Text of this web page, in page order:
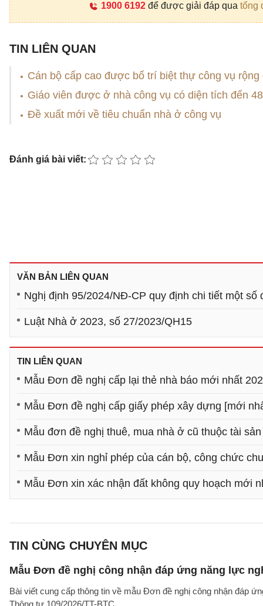
1900 6192để được giải đáp qua tổng
TIN LIÊN QUAN
Cán bộ cấp cao được bố trí biệt thự công vụ rộng
Giáo viên được ở nhà công vụ có diện tích đến
Đề xuất mới về tiêu chuẩn nhà ở công vụ
Đánh giá bài viết:
VĂN BẢN LIÊN QUAN
Nghị định 95/2024/NĐ-CP quy định chi tiết một số
Luật Nhà ở 2023, số 27/2023/QH15
TIN LIÊN QUAN
Mẫu Đơn đề nghị cấp lại thẻ nhà báo mới nhất
Mẫu Đơn đề nghị cấp giấy phép xây dựng [mới
Mẫu đơn đề nghị thuê, mua nhà ở cũ thuộc tài
Mẫu Đơn xin nghỉ phép của cán bộ, công chức
Mẫu Đơn xin xác nhận đất không quy hoạch mới
TIN CÙNG CHUYÊN MỤC
Mẫu Đơn đề nghị công nhận đáp ứng năng lực
Bài viết cung cấp thông tin về mẫu Đơn đề nghị công nhận đáp